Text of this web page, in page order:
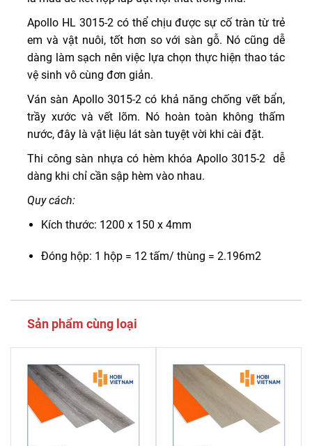
Apollo HL 3015-2 có thể chịu được sự cố tràn từ trẻ
em và vật nuôi, tốt hơn so với sàn gỗ. Nó cũng dễ
dàng làm sạch nên việc lựa chọn thực hiện thao tác
vệ sinh vô cùng đơn giản.
Ván sàn Apollo 3015-2 có khả năng chống vết bẩn,
trầy xước và vết lõm. Nó hoàn toàn không thấm
nước, đây là vật liệu lát sàn tuyệt vời khi cài đặt.
Thi công sàn nhựa có hèm khóa Apollo 3015-2 dễ
dàng khi chỉ cần sập hèm vào nhau.
Quy cách:
Kích thước: 1200 x 150 x 4mm
Đóng hộp: 1 hộp = 12 tấm/ thùng = 2.196m2
Sản phẩm cùng loại